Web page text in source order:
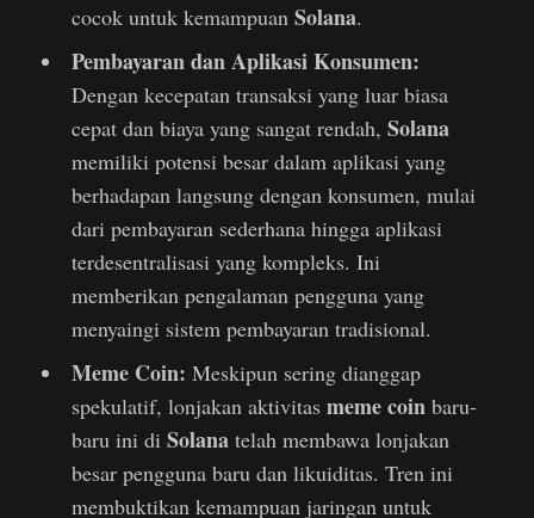
cocok untuk kemampuan Solana.
Pembayaran dan Aplikasi Konsumen:
Dengan kecepatan transaksi yang luar biasa
cepat dan biaya yang sangat rendah, Solana
memiliki potensi besar dalam aplikasi yang
berhadapan langsung dengan konsumen, mulai
dari pembayaran sederhana hingga aplikasi
terdesentralisasi yang kompleks. Ini
memberikan pengalaman pengguna yang
menyaingi sistem pembayaran tradisional.
Meme Coin: Meskipun sering dianggap
spekulatif, lonjakan aktivitas meme coinbaru-
baru ini di Solanatelah membawa lonjakan
besar pengguna baru dan likuiditas. Tren ini
membuktikan kemampuan jaringan untuk